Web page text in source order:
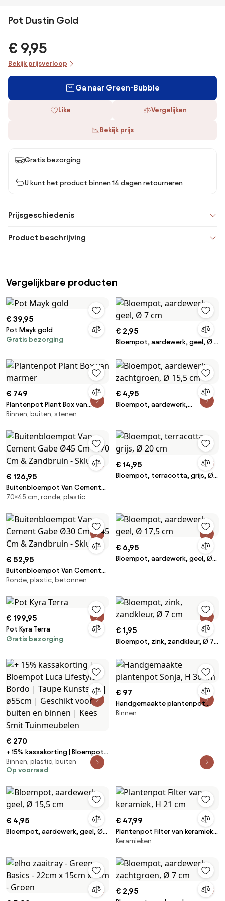
Pot Dustin Gold
€ 9,95
Bekijk prijsverloop
Ga naar Green-Bubble
Like Vergelijken
Bekijk prijs
Gratis bezorging
U kunt het product binnen 14 dagen retourneren
Prijsgeschiedenis
Product beschrijving
Vergelijkbare producten
€ 39,95
Pot Mayk gold
Gratis bezorging
€ 2,95
Bloempot, aardewerk, geel, Ø 7
€ 749
Plantenpot Plant Box van
marmer
Binnen, buiten, stenen
€ 4,95
Bloempot, aardewerk,
€ 126,95
Buitenbloempot Van Cement
Gabe Ø45 Cm - ↑70 Cm &
70×45 cm, ronde, plastic
€ 14,95
Bloempot, terracotta, grijs, Ø
€ 52,95
Buitenbloempot Van Cement
Gabe Ø30 Cm - ↑45 Cm &
Ronde, plastic, betonnen
€ 6,95
Bloempot, aardewerk, geel, Ø
€ 199,95
Pot Kyra Terra
Gratis bezorging
€ 1,95
Bloempot, zink, zandkleur, Ø 7
€ 270
+ 15% kassakorting | Bloempot
Luca Lifestyle Bordo | Taupe
Kunststof | ø55cm | Geschikt
Smit Tuinmeubelen
Binnen, plastic, buiten
Op voorraad
€ 97
Handgemaakte plantenpot
Sonja, H 36 cm
Binnen
€ 4,95
Bloempot, aardewerk, geel, Ø
€ 47,99
Plantenpot Filter van keramiek,
H 21 cm
Keramieken
€ 2,95